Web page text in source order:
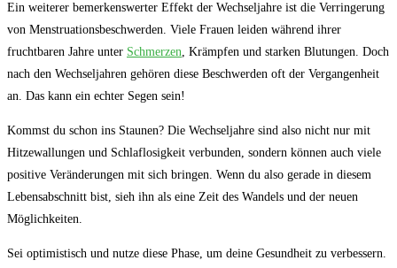
Ein weiterer bemerkenswerter Effekt der Wechseljahre ist die Verringerung
von Menstruationsbeschwerden. Viele Frauen leiden während ihrer
fruchtbaren Jahre unter Schmerzen, Krämpfen und starken Blutungen. Doch
nach den Wechseljahren gehören diese Beschwerden oft der Vergangenheit
an. Das kann ein echter Segen sein!
Kommst du schon ins Staunen? Die Wechseljahre sind also nicht nur mit
Hitzewallungen und Schlaflosigkeit verbunden, sondern können auch viele
positive Veränderungen mit sich bringen. Wenn du also gerade in diesem
Lebensabschnitt bist, sieh ihn als eine Zeit des Wandels und der neuen
Möglichkeiten.
Sei optimistisch und nutze diese Phase, um deine Gesundheit zu verbessern.